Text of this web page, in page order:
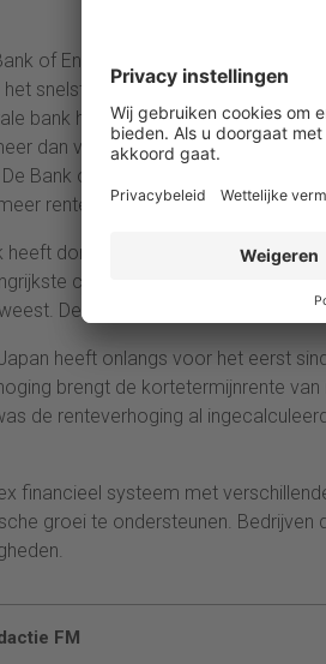
of England heeft onlangs voor
snelste tempo van
bank heeft de rente nu veertien
dan vijftien jaar. Hoewel de
Bank of England wil de inflatie
renteverhogingen.
heeft donderdag voor het eerst sinds
centrale banken die dit doet.
De Zwitserse rente is met een
heeft onlangs voor het eerst
brengt de kortetermijnrente
de renteverhoging al
financieel systeem met
groei te ondersteunen. Bedrijven
FM